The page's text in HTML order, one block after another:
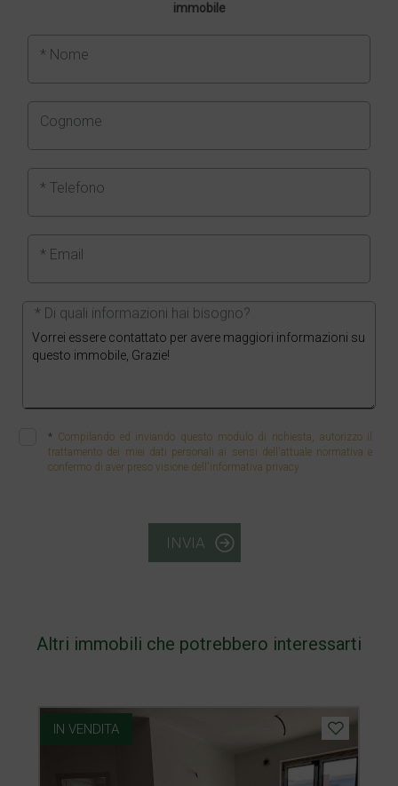
immobile
* Nome
Cognome
* Telefono
* Email
* Di quali informazioni hai bisogno?
* Compilando ed inviando questo modulo di richiesta, autorizzo il
trattamento dei miei dati personali ai sensi dell'attuale normativa e
confermo di aver preso visione dell'informativa privacy.
INVIA
Altri immobili che potrebbero interessarti
IN VENDITA